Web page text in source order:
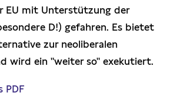
EU mit Unterstützung der
D!) gefahren. Es bietet
zur neoliberalen
wird ein "weiter so" exekutiert.
PDF